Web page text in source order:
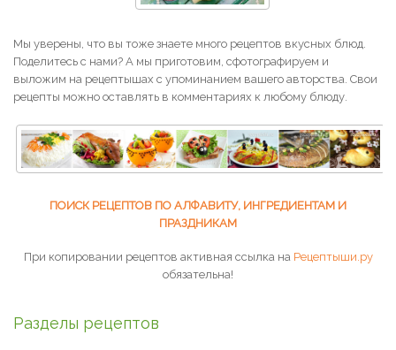
Мы уверены, что вы тоже знаете много рецептов вкусных блюд.
Поделитесь с нами? А мы приготовим, сфотографируем и
выложим на рецептышах с упоминанием вашего авторства. Свои
рецепты можно оставлять в комментариях к любому блюду.
ПОИСК РЕЦЕПТОВ ПО АЛФАВИТУ, ИНГРЕДИЕНТАМ И
ПРАЗДНИКАМ
При копировании рецептов активная ссылка на Рецептыши.ру
обязательна!
Разделы рецептов